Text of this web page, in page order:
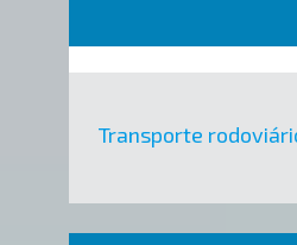
Transporte